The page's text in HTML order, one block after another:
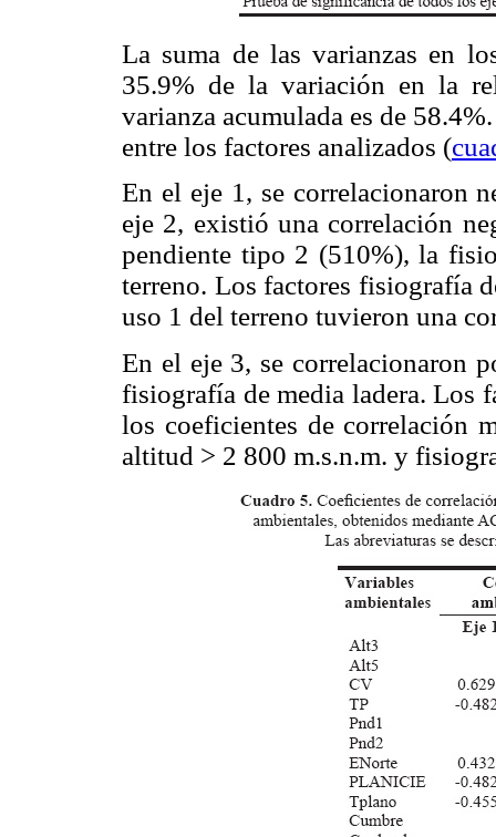
La suma de las varianzas en
35.9% de la variación en la
varianza acumulada es de
entre los factores analizados (
En el eje 1, se correlacionaron
eje 2, existió una correlación
pendiente tipo 2 (510%), la
terreno. Los factores fisiografía
uso 1 del terreno tuvieron una
En el eje 3, se correlacionaron
fisiografía de media ladera. Los
los coeficientes de correlación
altitud > 2 800 m.s.n.m. y